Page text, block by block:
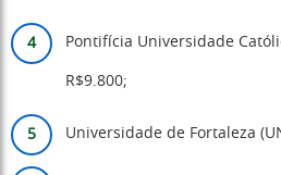
Pontifícia Universidade
R$9.800;
Universidade de Fortaleza